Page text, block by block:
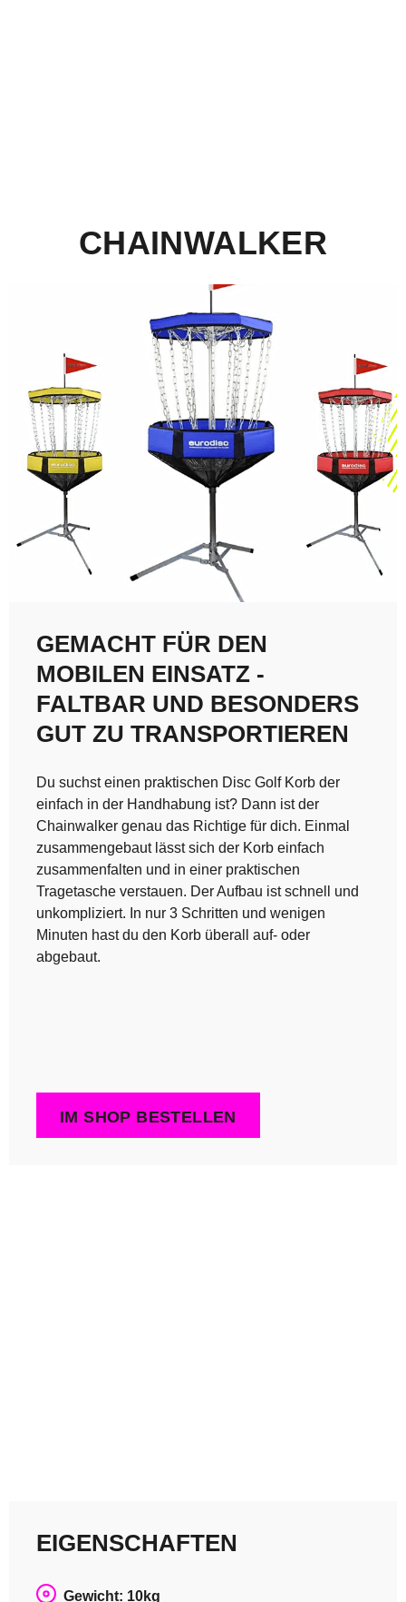
CHAINWALKER
GEMACHT FÜR DEN
MOBILEN EINSATZ -
FALTBAR UND BESONDERS
GUT ZU TRANSPORTIEREN
Du suchst einen praktischen Disc Golf Korb der
einfach in der Handhabung ist? Dann ist der
Chainwalker genau das Richtige für dich. Einmal
zusammengebaut lässt sich der Korb einfach
zusammenfalten und in einer praktischen
Tragetasche verstauen. Der Aufbau ist schnell und
unkompliziert. In nur 3 Schritten und wenigen
Minuten hast du den Korb überall auf- oder
abgebaut.
IM SHOP BESTELLEN
EIGENSCHAFTEN
Gewicht: 10kg